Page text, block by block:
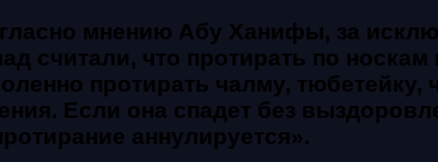
мнению Абу Ханифы, за
считали, что протирать по
протирать чалму, тюбетейку,
Если она спадет без
аннулируется».